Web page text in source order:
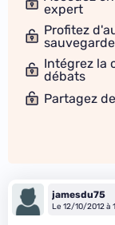
expert
Profitez
Intégrez la
débats
Partagez
jamesdu75
Le 12/10/2012 à